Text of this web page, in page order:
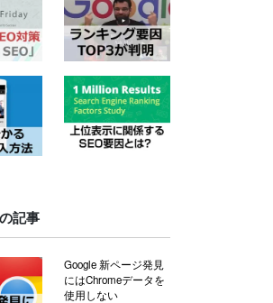
記事
Google 新ページ発見
にはChromeデータを
使用しない